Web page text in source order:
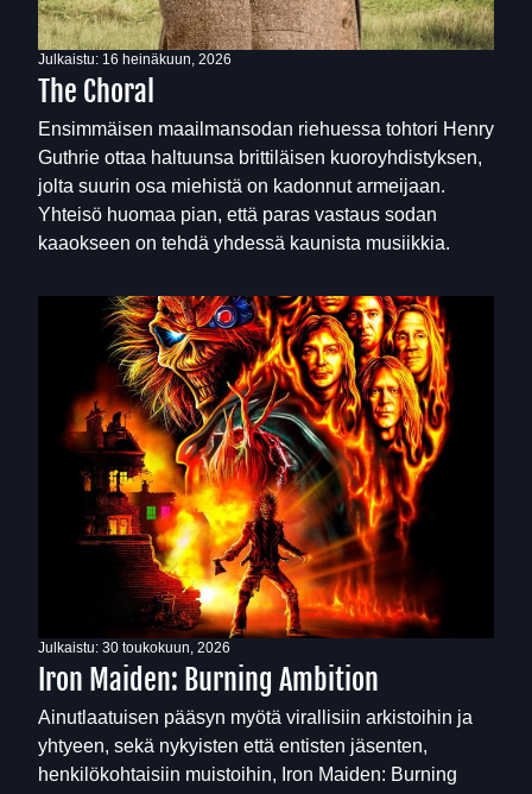
Julkaistu: 16 heinäkuun, 2026
The Choral
Ensimmäisen maailmansodan riehuessa tohtori Henry
Guthrie ottaa haltuunsa brittiläisen kuoroyhdistyksen,
jolta suurin osa miehistä on kadonnut armeijaan.
Yhteisö huomaa pian, että paras vastaus sodan
kaaokseen on tehdä yhdessä kaunista musiikkia.
Julkaistu: 30 toukokuun, 2026
Iron Maiden: Burning Ambition
Ainutlaatuisen pääsyn myötä virallisiin arkistoihin ja
yhtyeen, sekä nykyisten että entisten jäsenten,
henkilökohtaisiin muistoihin, Iron Maiden: Burning